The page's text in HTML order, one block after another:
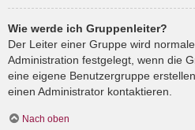
Wie werde ich Gruppenleiter?
Der Leiter einer Gruppe wird
Administration festgelegt, wenn die
eine eigene Benutzergruppe
einen Administrator kontaktieren.
Nach oben